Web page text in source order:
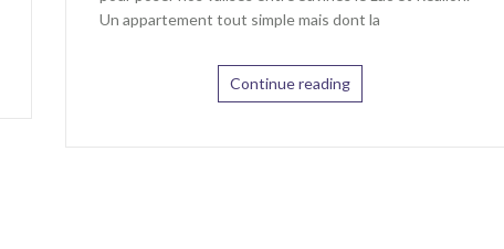
Un appartement tout simple mais dont la
Continue reading